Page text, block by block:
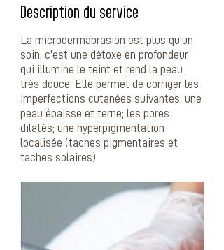
Description du service
La microdermabrasion est plus qu'un
soin, c'est une détoxe en profondeur
qui illumine le teint et rend la peau
très douce. Elle permet de corriger les
imperfections cutanées suivantes: une
peau épaisse et terne; les pores
dilatés; une hyperpigmentation
localisée (taches pigmentaires et
taches solaires)